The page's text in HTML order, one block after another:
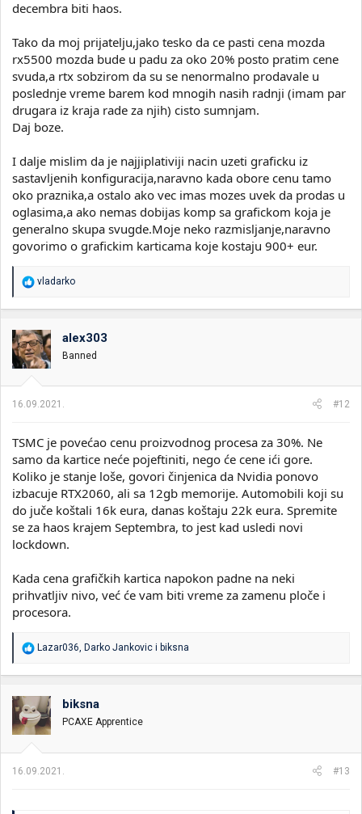
decembra biti haos.
Tako da moj prijatelju,jako tesko da ce pasti cena mozda
rx5500 mozda bude u padu za oko 20% posto pratim cene
svuda,a rtx sobzirom da su se nenormalno prodavale u
poslednje vreme barem kod mnogih nasih radnji (imam par
drugara iz kraja rade za njih) cisto sumnjam.
Daj boze.
I dalje mislim da je najjiplativiji nacin uzeti graficku iz
sastavljenih konfiguracija,naravno kada obore cenu tamo
oko praznika,a ostalo ako vec imas mozes uvek da prodas u
oglasima,a ako nemas dobijas komp sa grafickom koja je
generalno skupa svugde.Moje neko razmisljanje,naravno
govorimo o grafickim karticama koje kostaju 900+ eur.
R
o
v
a
n
:
vladarko
alex303
Banned
16.09.2021. #12
TSMC je povećao cenu proizvodnog procesa za 30%. Ne
samo da kartice neće pojeftiniti, nego će cene ići gore.
Koliko je stanje loše, govori činjenica da Nvidia ponovo
izbacuje RTX2060, ali sa 12gb memorije. Automobili koji su
do juče koštali 16k eura, danas koštaju 22k eura. Spremite
se za haos krajem Septembra, to jest kad usledi novi
lockdown.
Kada cena grafičkih kartica napokon padne na neki
prihvatljiv nivo, već će vam biti vreme za zamenu ploče i
procesora.
R
a
o
v
a
n
:
Lazar036, Darko Jankovic i biksna
biksna
PCAXE Apprentice
16.09.2021. #13